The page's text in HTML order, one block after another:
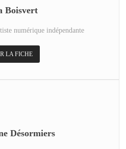
Boisvert
numérique indépendante
LA FICHE
Désormiers